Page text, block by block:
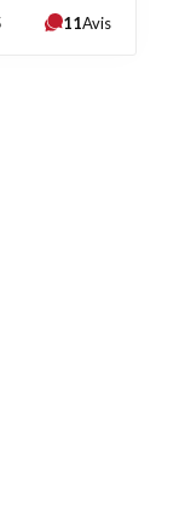
11Avis